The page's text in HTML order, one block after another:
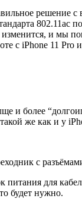
решение с
и мы
с iPhone 11 Pro
и более
же как и у
с
питания для
будет нужно.